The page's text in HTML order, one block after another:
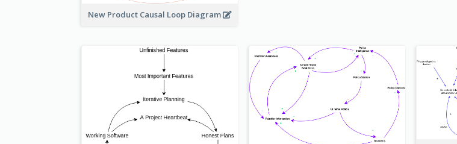
New Product Causal Loop Diagram